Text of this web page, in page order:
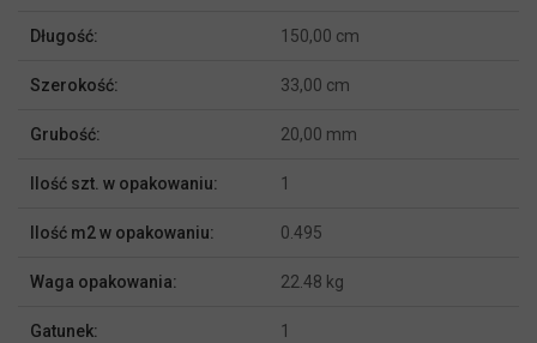
Więcej
Długość: 150,00 cm
Szerokość: 33,00 cm
Grubość: 20,00 mm
Ilość szt. w opakowaniu: 1
Ilość m2 w opakowaniu: 0.495
Waga opakowania: 22.48 kg
Gatunek: 1